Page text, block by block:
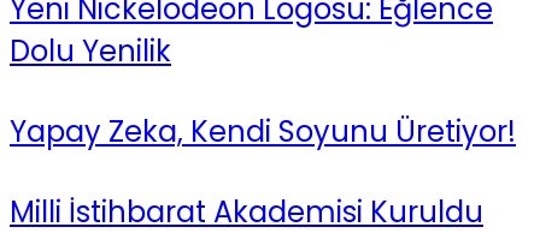
Yeni Nickelodeon Logosu: Eğlence
Dolu Yenilik
Yapay Zeka, Kendi Soyunu Üretiyor!
Milli İstihbarat Akademisi Kuruldu